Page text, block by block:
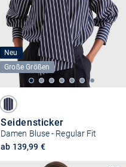
Neu
Große Größen
Seidensticker
Damen Bluse - Regular Fit
ab 139,99 €